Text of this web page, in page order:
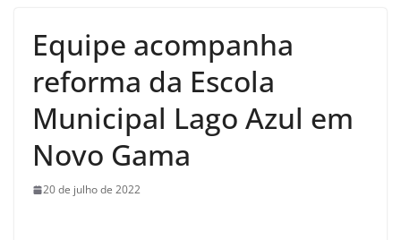
Equipe acompanha
reforma da Escola
Municipal Lago Azul em
Novo Gama
20 de julho de 2022